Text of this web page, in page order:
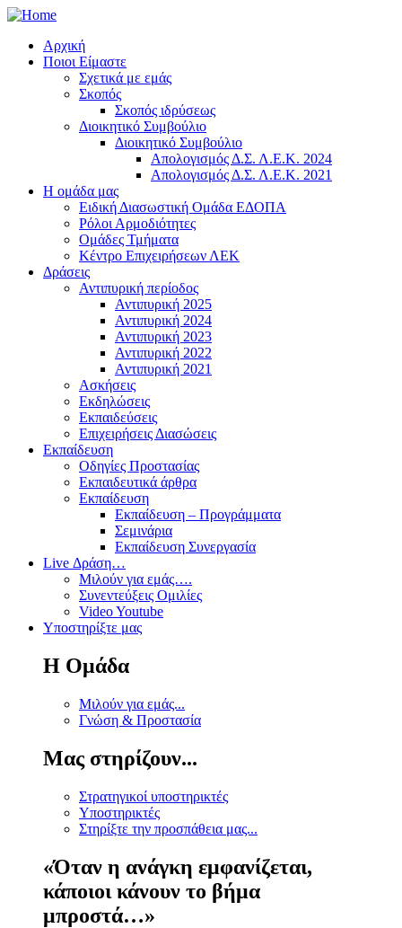
Αρχική
Ποιοι Είμαστε
Σχετικά με εμάς
Σκοπός
Σκοπός ιδρύσεως
Διοικητικό Συμβούλιο
Διοικητικό Συμβούλιο
Απολογισμός Δ.Σ. Λ.Ε.Κ. 2024
Απολογισμός Δ.Σ. Λ.Ε.Κ. 2021
Η ομάδα μας
Ειδική Διασωστική Ομάδα ΕΔΟΠΑ
Ρόλοι Αρμοδιότητες
Ομάδες Τμήματα
Κέντρο Επιχειρήσεων ΛΕΚ
Δράσεις
Αντιπυρική περίοδος
Αντιπυρική 2025
Αντιπυρική 2024
Αντιπυρική 2023
Αντιπυρική 2022
Αντιπυρική 2021
Ασκήσεις
Εκδηλώσεις
Εκπαιδεύσεις
Επιχειρήσεις Διασώσεις
Εκπαίδευση
Οδηγίες Προστασίας
Εκπαιδευτικά άρθρα
Εκπαίδευση
Εκπαίδευση – Προγράμματα
Σεμινάρια
Εκπαίδευση Συνεργασία
Live Δράση…
Μιλούν για εμάς….
Συνεντεύξεις Ομιλίες
Video Youtube
Υποστηρίξτε μας
Η Ομάδα
Μιλούν για εμάς...
Γνώση & Προστασία
Μας στηρίζουν...
Στρατηγικοί υποστηρικτές
Υποστηρικτές
Στηρίξτε την προσπάθεια μας...
«Όταν η ανάγκη εμφανίζεται,
κάποιοι κάνουν το βήμα
μπροστά…»